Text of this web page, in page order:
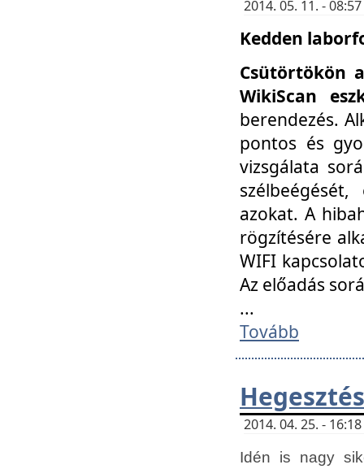
2014. 05. 11. -
Kedden
Csütörtökön
WikiScan
berendezés.
pontos és
vizsgálata
azokat. A
rögzítésére
WIFI
Az előadás
...
Tovább
2014. 04. 25. -
Idén is nagy